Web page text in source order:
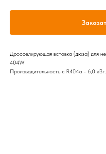
Дросселирующая вставка (дюза) для
404W
Производительность с R404a - 6,0 кВт.